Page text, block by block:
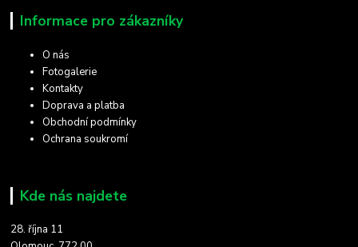
Informace pro zákazníky
O nás
Fotogalerie
Kontakty
Doprava a platba
Obchodní podmínky
Ochrana soukromí
Kde nás najdete
28. října 11